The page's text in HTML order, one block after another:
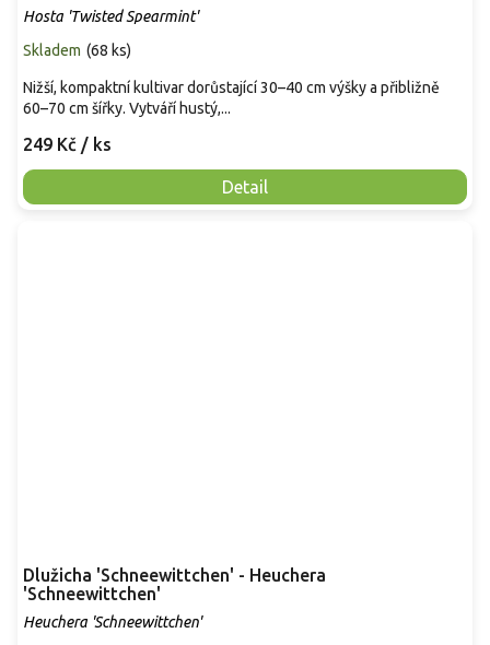
Hosta 'Twisted Spearmint'
Skladem (68 ks)
249 Kč / ks
Detail
Nižší, kompaktní kultivar dorůstající 30–40 cm výšky a přibližně
60–70 cm šířky. Vytváří hustý,...
Dlužicha 'Schneewittchen' - Heuchera
'Schneewittchen'
Heuchera 'Schneewittchen'